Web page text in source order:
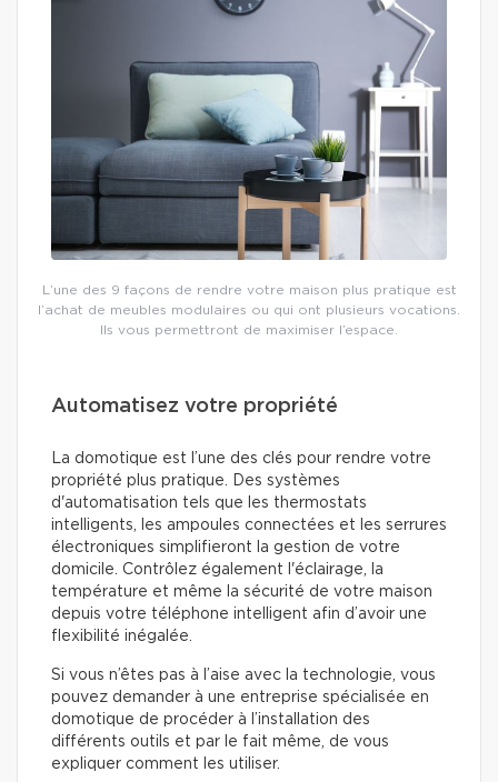
L’une des 9 façons de rendre votre maison plus pratique est
l’achat de meubles modulaires ou qui ont plusieurs vocations.
Ils vous permettront de maximiser l’espace.
Automatisez votre propriété
La domotique est l’une des clés pour rendre votre
propriété plus pratique. Des systèmes
d'automatisation tels que les thermostats
intelligents, les ampoules connectées et les serrures
électroniques simplifieront la gestion de votre
domicile. Contrôlez également l'éclairage, la
température et même la sécurité de votre maison
depuis votre téléphone intelligent afin d’avoir une
flexibilité inégalée.
Si vous n’êtes pas à l’aise avec la technologie, vous
pouvez demander à une entreprise spécialisée en
domotique de procéder à l’installation des
différents outils et par le fait même, de vous
expliquer comment les utiliser.